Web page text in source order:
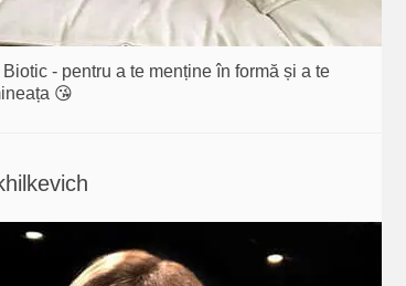
- pentru a te menține în formă și a te
😘